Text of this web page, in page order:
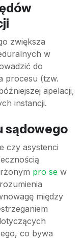
zwiększa
w
do
procesu (tzw.
apelacji,
instancji.
sądowego
czy asystenci
pro se w
między
co bywa